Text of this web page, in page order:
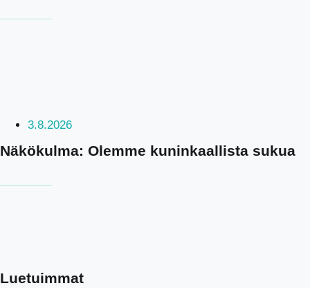
3.8.2026
Näkökulma: Olemme kuninkaallista sukua
Luetuimmat